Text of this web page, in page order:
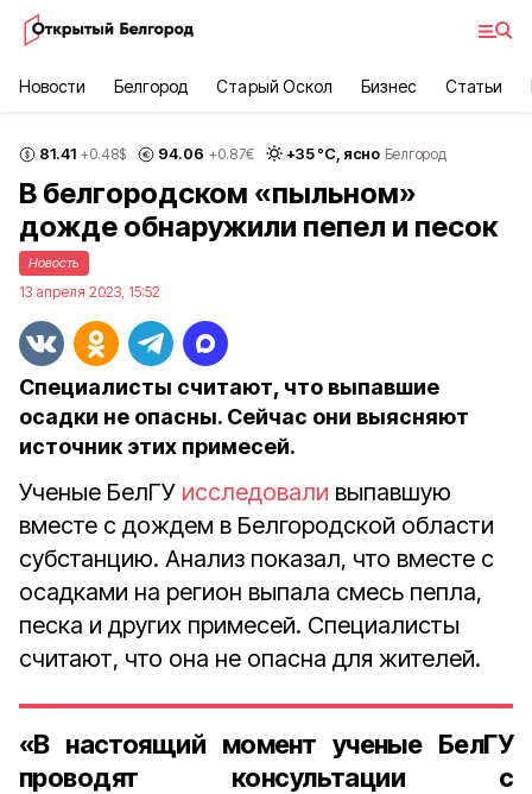
Новости Белгород Старый Оскол Бизнес Статьи
81.41 +0.48$ 94.06 +0.87€ +35°С, ясно Белгород
В белгородском «пыльном»
дожде обнаружили пепел и песок
Новость
13 апреля 2023, 15:52
Специалисты считают, что выпавшие
осадки не опасны. Сейчас они выясняют
источник этих примесей.
Ученые БелГУ исследовали выпавшую
вместе с дождем в Белгородской области
субстанцию. Анализ показал, что вместе с
осадками на регион выпала смесь пепла,
песка и других примесей. Специалисты
считают, что она не опасна для жителей.
«В настоящий момент ученые БелГУ
проводят консультации с